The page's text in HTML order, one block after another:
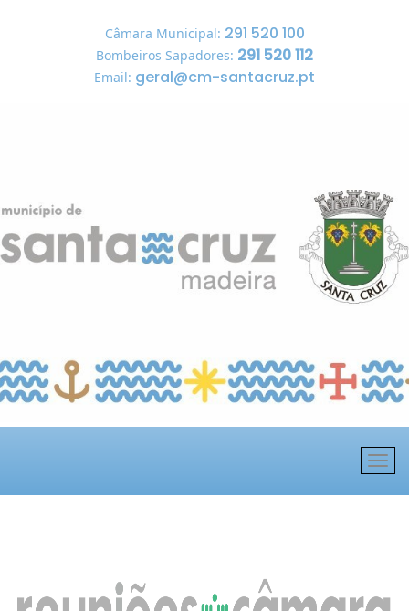
Câmara Municipal: 291 520 100
Bombeiros Sapadores: 291 520 112
Email: geral@cm-santacruz.pt